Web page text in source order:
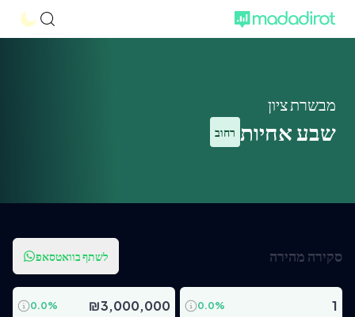
מבשרת ציון
שבע אחיות רחוב
סקירה מהירה לשתף בוואטסאפ
1
0.0%
₪3,000,000
0.0%